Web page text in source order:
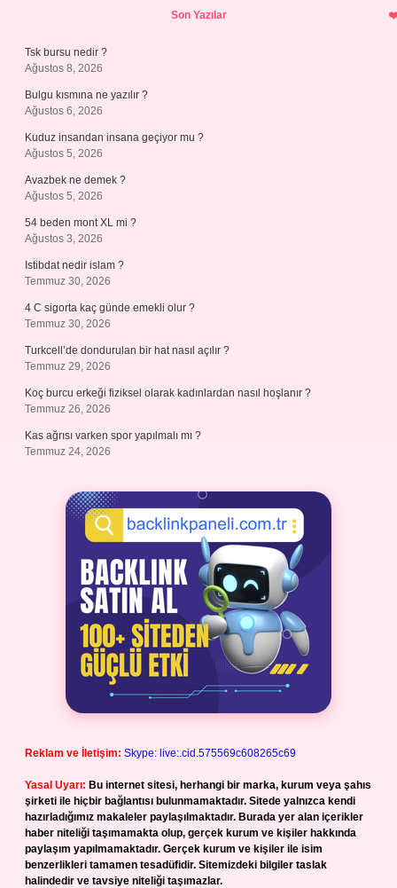
Son Yazılar
Tsk bursu nedir ?
Ağustos 8, 2026
Bulgu kısmına ne yazılır ?
Ağustos 6, 2026
Kuduz insandan insana geçiyor mu ?
Ağustos 5, 2026
Avazbek ne demek ?
Ağustos 5, 2026
54 beden mont XL mi ?
Ağustos 3, 2026
Istibdat nedir islam ?
Temmuz 30, 2026
4 C sigorta kaç günde emekli olur ?
Temmuz 30, 2026
Turkcell’de dondurulan bir hat nasıl açılır ?
Temmuz 29, 2026
Koç burcu erkeği fiziksel olarak kadınlardan nasıl hoşlanır ?
Temmuz 26, 2026
Kas ağrısı varken spor yapılmalı mı ?
Temmuz 24, 2026
Reklam ve İletişim: Skype: live:.cid.575569c608265c69
Yasal Uyarı: Bu internet sitesi, herhangi bir marka, kurum veya şahıs
şirketi ile hiçbir bağlantısı bulunmamaktadır. Sitede yalnızca kendi
hazırladığımız makaleler paylaşılmaktadır. Burada yer alan içerikler
haber niteliği taşımamakta olup, gerçek kurum ve kişiler hakkında
paylaşım yapılmamaktadır. Gerçek kurum ve kişiler ile isim
benzerlikleri tamamen tesadüfidir. Sitemizdeki bilgiler taslak
halindedir ve tavsiye niteliği taşımazlar.